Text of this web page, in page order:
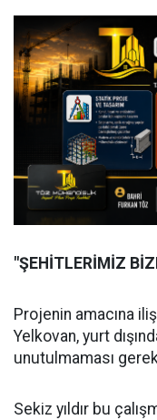
"ŞEHİTLERİMİZ
Projenin amacına
Yelkovan, yurt
unutulmaması
Sekiz yıldır bu